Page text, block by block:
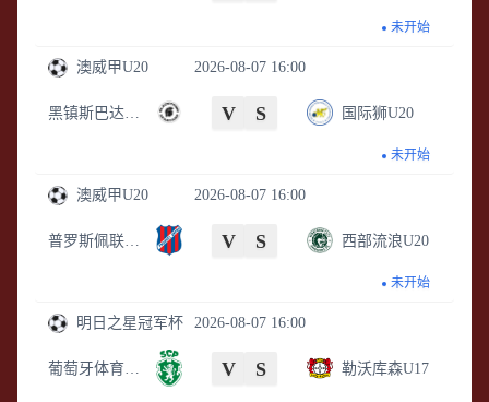
未开始
2026-08-07 16:00
澳威甲U20
V S 国际狮U20
未开始
2026-08-07 16:00
澳威甲U20
V S 西部流浪U20
未开始
2026-08-07 16:00
明日之星冠军杯
V S 勒沃库森U17